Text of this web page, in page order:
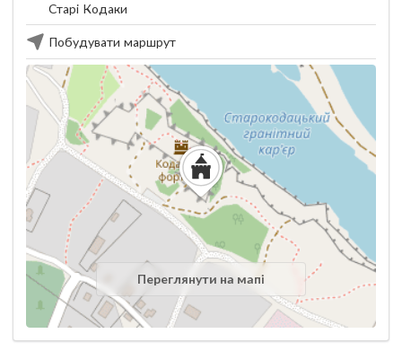
Старі Кодаки
Побудувати маршрут
Переглянути на мапі